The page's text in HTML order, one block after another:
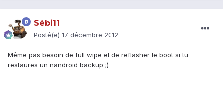
Sébi11
Posté(e) 17 décembre 2012
Même pas besoin de full wipe et de reflasher le boot si tu
restaures un nandroid backup ;)